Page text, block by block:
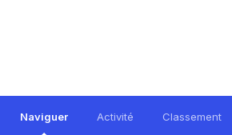
Naviguer Activité Classement